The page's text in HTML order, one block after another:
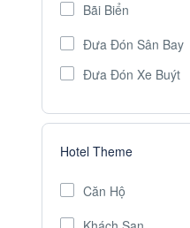
Bãi Biển
Đưa Đón Sân Bay
Đưa Đón Xe Buýt
Hotel Theme
Căn Hộ